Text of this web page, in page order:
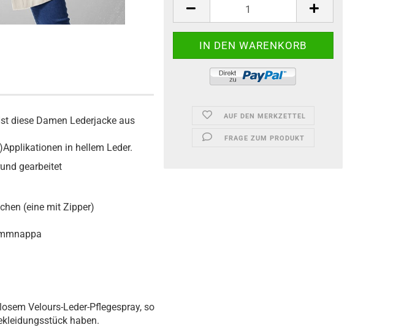
AUF DEN MERKZETTEL
FRAGE ZUM PRODUKT
diese Damen Lederjacke aus
in hellem Leder.
gearbeitet
(eine mit Zipper)
Velours-Leder-Pflegespray, so
haben.